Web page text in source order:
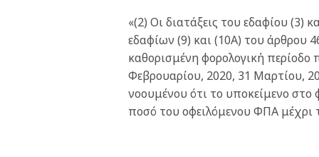
«(2) Οι διατάξεις του εδαφίου (3)
εδαφίων (9) και (10Α) του άρθρου
καθορισμένη φορολογική περίοδο
Φεβρουαρίου, 2020, 31 Μαρτίου,
νοουμένου ότι το υποκείμενο
ποσό του οφειλόμενου ΦΠΑ μέχρι